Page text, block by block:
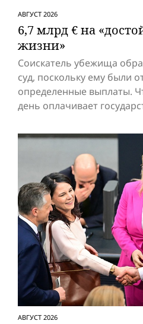
АВГУСТ 2026
6,7 млрд € на
жизни»
Соискатель убежища
суд, поскольку ему были
определенные выплаты.
день оплачивает
АВГУСТ 2026